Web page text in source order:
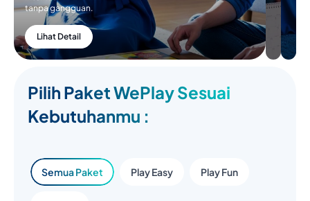
tanpa gangguan.
Lihat Detail
Pilih Paket WePlay Sesuai
Kebutuhanmu :
Semua Paket Play Easy Play Fun